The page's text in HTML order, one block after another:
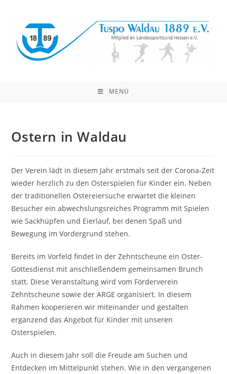
springen
MENÜ
Ostern in Waldau
Der Verein lädt in diesem Jahr erstmals seit der Corona-Zeit
wieder herzlich zu den Osterspielen für Kinder ein. Neben
der traditionellen Ostereiersuche erwartet die kleinen
Besucher ein abwechslungsreiches Programm mit Spielen
wie Sackhüpfen und Eierlauf, bei denen Spaß und
Bewegung im Vordergrund stehen.
Bereits im Vorfeld findet in der Zehntscheune ein Oster-
Gottesdienst mit anschließendem gemeinsamen Brunch
statt. Diese Veranstaltung wird vom Förderverein
Zehntscheune sowie der ARGE organisiert. In diesem
Rahmen kooperieren wir miteinander und gestalten
ergänzend das Angebot für Kinder mit unseren
Osterspielen.
Auch in diesem Jahr soll die Freude am Suchen und
Entdecken im Mittelpunkt stehen. Wie in den vergangenen